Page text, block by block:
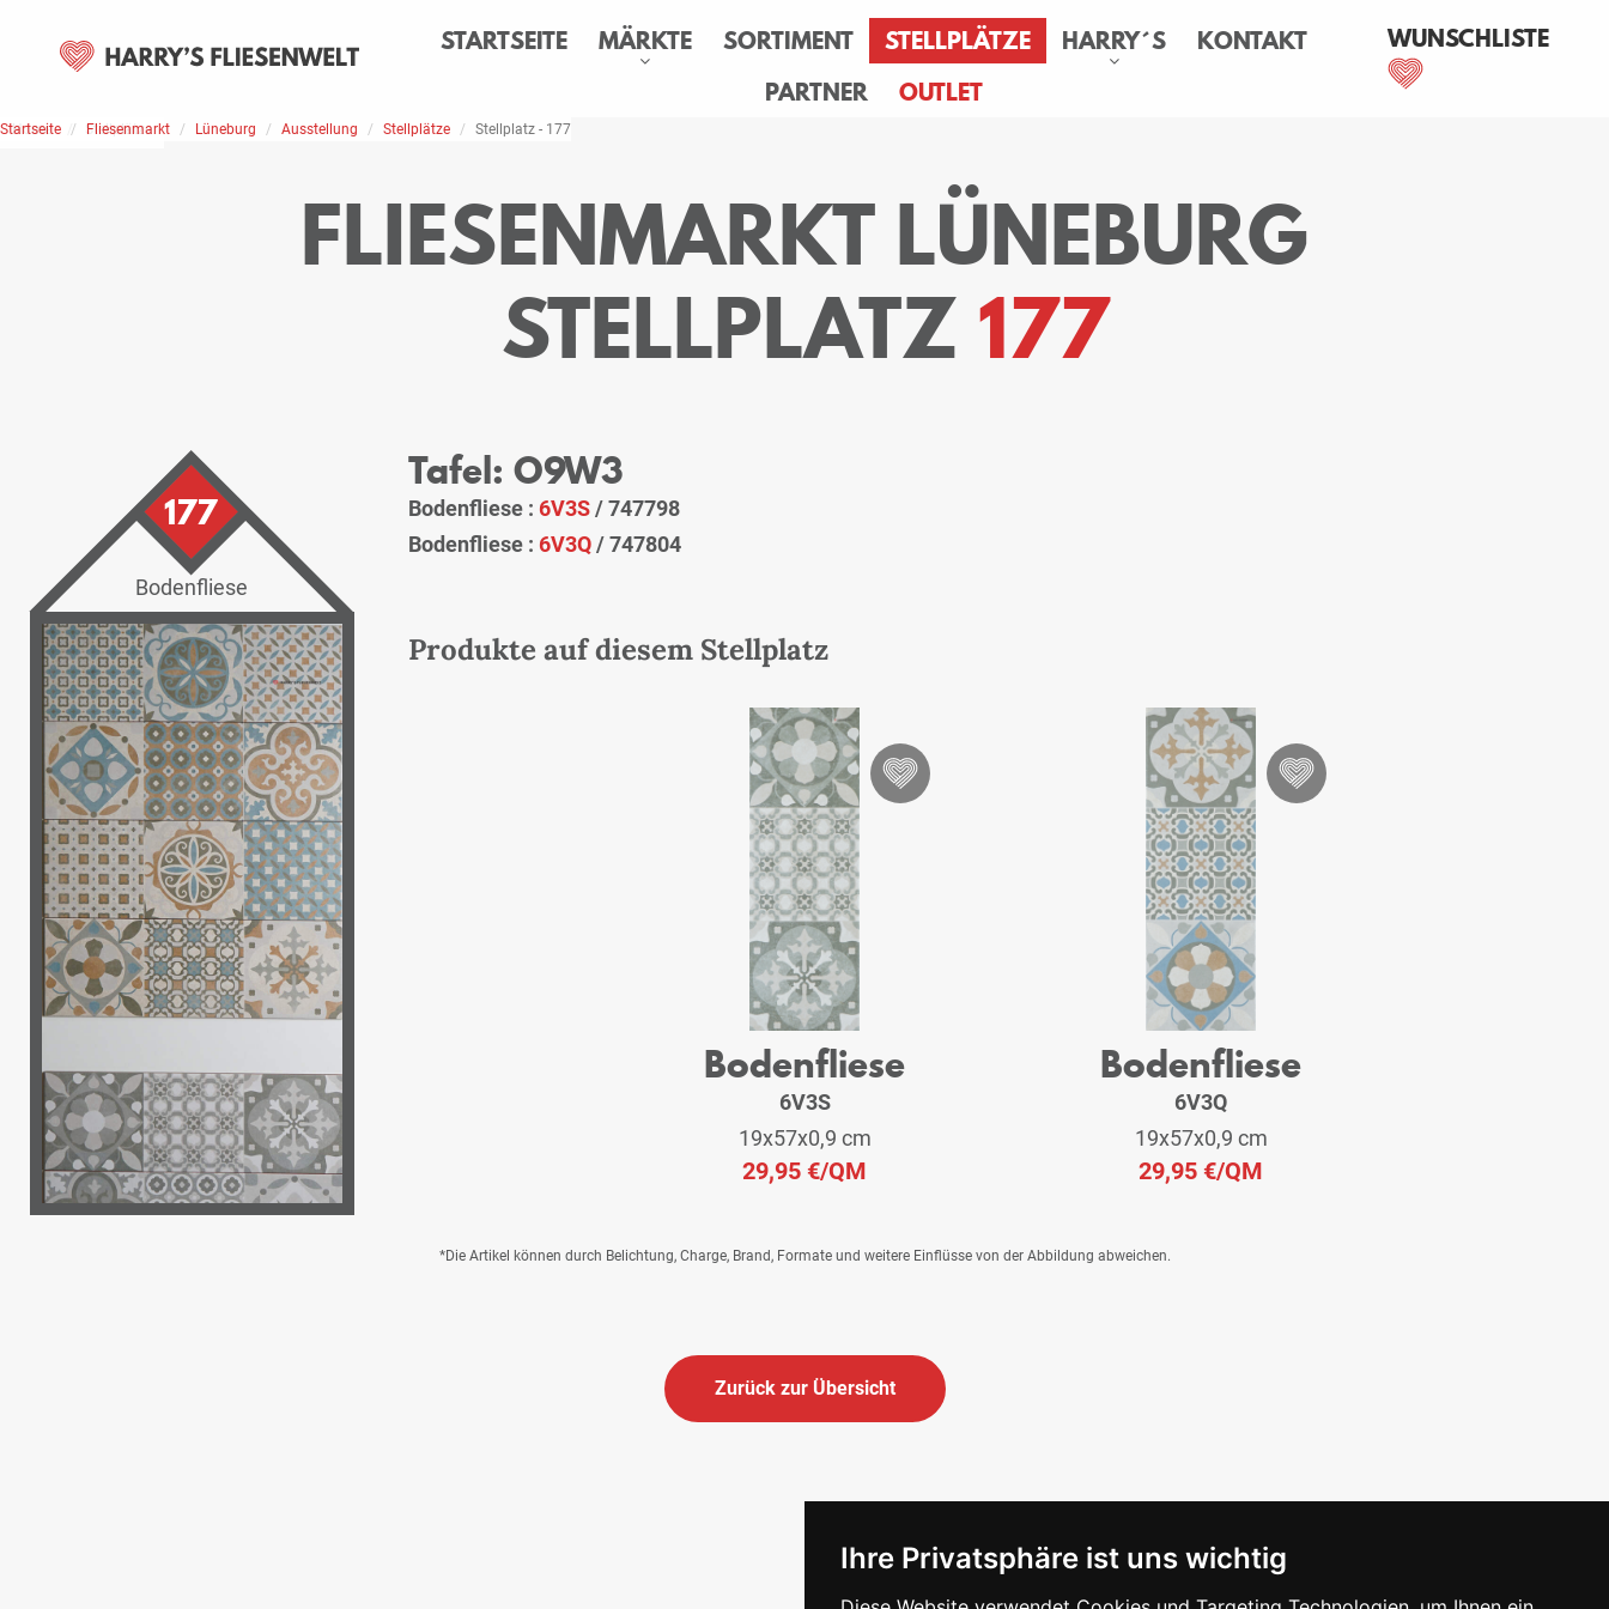
Ihre Privatsphäre ist uns wichtig
STARTSEITE MÄRKTE SORTIMENT STELLPLÄTZE HARRY´S
KONTAKT
PARTNER
OUTLET
WUNSCHLISTE
Home Stellplätze
Startseite Fliesenmarkt Lüneburg Ausstellung Stellplätze Stellplatz - 177
FLIESENMARKT LÜNEBURG
STELLPLATZ 177
177
Bodenfliese
Tafel: O9W3
Bodenfliese : 6V3S/ 747798
Bodenfliese : 6V3Q/ 747804
Produkte auf diesem Stellplatz
Bodenfliese
6V3S
19x57x0,9 cm
29,95 €/QM
Bodenfliese
6V3Q
19x57x0,9 cm
29,95 €/QM
*Die Artikel können durch Belichtung, Charge, Brand, Formate und weitere Einflüsse von der Abbildung abweichen.
Zurück zur Übersicht